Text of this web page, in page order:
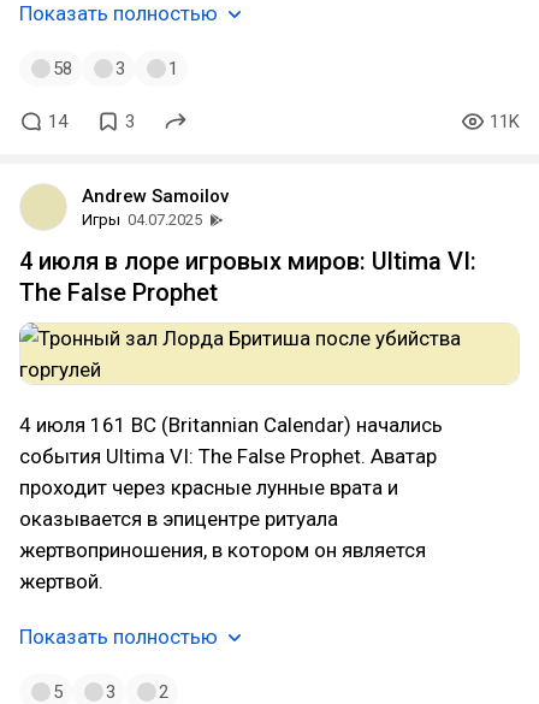
Показать полностью
58 3 1
14 3 11K
Andrew Samoilov
Игры 04.07.2025
4 июля в лоре игровых миров: Ultima VI:
The False Prophet
4 июля 161 BC (Britannian Calendar) начались
события Ultima VI: The False Prophet. Аватар
проходит через красные лунные врата и
оказывается в эпицентре ритуала
жертвоприношения, в котором он является
жертвой.
Показать полностью
5 3 2